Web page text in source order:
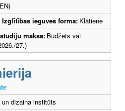
Izglītības ieguves forma: Klātiene
maksa: Budžets vai
27.)
dizaina institūts